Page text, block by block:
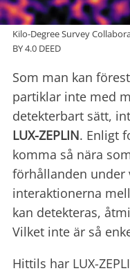
Kilo-Degree Survey
BY 4.0 DEED
Som man kan
partiklar inte med
detekterbart sätt,
LUX-ZEPLIN. Enligt
komma så nära
förhållanden under
interaktionerna
kan detekteras,
Vilket inte är så
Hittils har LUX-